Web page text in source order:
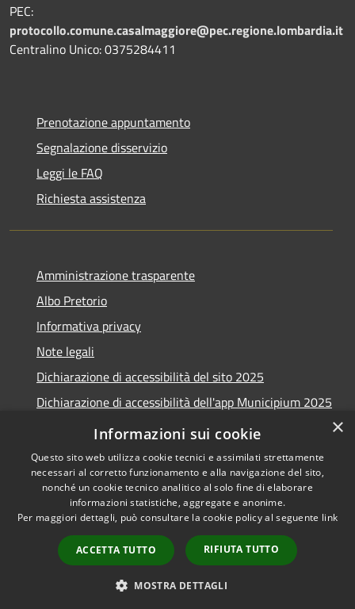
PEC:
protocollo.comune.casalmaggiore@pec.regione.lombardia.it
Centralino Unico: 0375284411
Prenotazione appuntamento
Segnalazione disservizio
Leggi le FAQ
Richiesta assistenza
Amministrazione trasparente
Albo Pretorio
Informativa privacy
Note legali
Dichiarazione di accessibilità del sito 2025
Dichiarazione di accessibilità dell'app Municipium 2025
Obiettivi accessibilità 2025
Accessibilità
Copyright © 2026 • Comune di
Casalmaggiore • Powered by
Municipium•
Accesso
redazione
×
Informazioni sui cookie
Questo sito web utilizza cookie tecnici e assimilati strettamente
necessari al corretto funzionamento e alla navigazione del sito,
nonché un cookie tecnico analitico al solo fine di elaborare
informazioni statistiche, aggregate e anonime.
Per maggiori dettagli, può consultare la cookie policy al seguente link
ACCETTA TUTTO RIFIUTA TUTTO
MOSTRA DETTAGLI